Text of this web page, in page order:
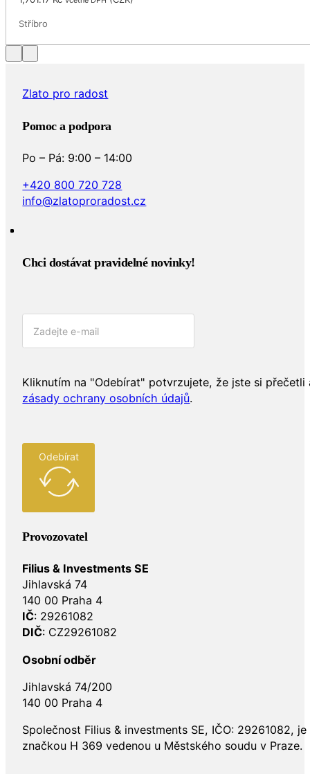
Stříbro
Zlato pro radost
Pomoc a podpora
Po – Pá: 9:00 – 14:00
+420 800 720 728
info@zlatoproradost.cz
Chci dostávat pravidelné novinky!​
Kliknutím na "Odebírat" potvrzujete, že jste si přečetli
zásady ochrany osobních údajů.
Odebírat
Provozovatel
Filius & Investments SE
Jihlavská 74
140 00 Praha 4
IČ: 29261082
DIČ: CZ29261082
Osobní odběr
Jihlavská 74/200
140 00 Praha 4
Společnost Filius & investments SE, IČO: 29261082,
značkou H 369 vedenou u Městského soudu v Praze.